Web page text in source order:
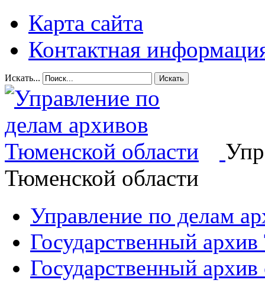
Карта сайта
Контактная
Искать... Искать
Тюменской области
Управление по делам
Государственный
Государственный